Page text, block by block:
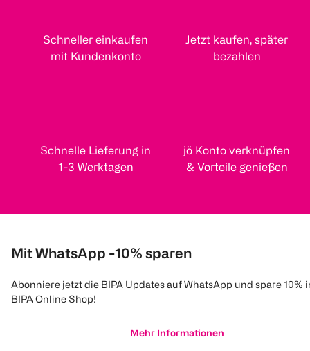
Schneller einkaufen
mit Kundenkonto
Jetzt kaufen, später
bezahlen
Schnelle Lieferung in
1-3 Werktagen
jö Konto verknüpfen
& Vorteile genießen
Mit WhatsApp -10% sparen
Abonniere jetzt die BIPA Updates auf WhatsApp und spare 10%
BIPA Online Shop!
Mehr Informationen